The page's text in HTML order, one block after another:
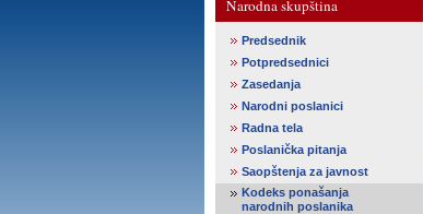
Narodna skupština
Predsednik
Potpredsednici
Zasedanja
Narodni poslanici
Radna tela
Poslanička pitanja
Saopštenja za javnost
Kodeks ponašanja
narodnih poslanika